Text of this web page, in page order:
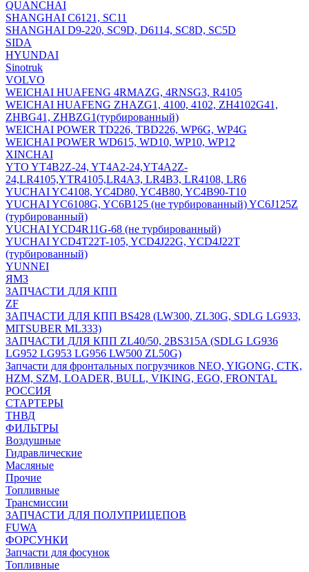
QUANCHAI
SHANGHAI C6121, SC11
SHANGHAI D9-220, SC9D, D6114, SC8D, SC5D
SIDA
HYUNDAI
Sinotruk
VOLVO
WEICHAI HUAFENG 4RMAZG, 4RNSG3, R4105
WEICHAI HUAFENG ZHAZG1, 4100, 4102, ZH4102G41,
ZHBG41, ZHBZG1(турбированный)
WEICHAI POWER TD226, TBD226, WP6G, WP4G
WEICHAI POWER WD615, WD10, WP10, WP12
XINCHAI
YTO YT4B2Z-24, YT4A2-24,YT4A2Z-
24,LR4105,YTR4105,LR4A3, LR4B3, LR4108, LR6
YUCHAI YC4108, YC4D80, YC4B80, YC4B90-T10
YUCHAI YC6108G, YC6B125 (не турбированный) YC6J125Z
(турбированный)
YUCHAI YCD4R11G-68 (не турбированный)
YUCHAI YCD4T22T-105, YCD4J22G, YCD4J22T
(турбированный)
YUNNEI
ЯМЗ
ЗАПЧАСТИ ДЛЯ КПП
ZF
ЗАПЧАСТИ ДЛЯ КПП BS428 (LW300, ZL30G, SDLG LG933,
MITSUBER ML333)
ЗАПЧАСТИ ДЛЯ КПП ZL40/50, 2BS315A (SDLG LG936
LG952 LG953 LG956 LW500 ZL50G)
Запчасти для фронтальных погрузчиков NEO, YIGONG, CTK,
HZM, SZM, LOADER, BULL, VIKING, EGO, FRONTAL
РОССИЯ
СТАРТЕРЫ
ТНВД
ФИЛЬТРЫ
Воздушные
Гидравлические
Масляные
Прочие
Топливные
Трансмиссии
ЗАПЧАСТИ ДЛЯ ПОЛУПРИЦЕПОВ
FUWA
ФОРСУНКИ
Запчасти для фосунок
Топливные